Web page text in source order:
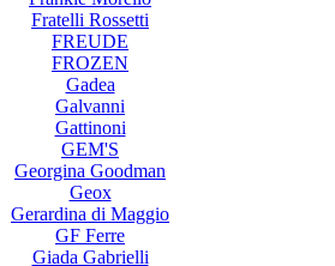
Fratelli Rossetti
FREUDE
FROZEN
Gadea
Galvanni
Gattinoni
GEM'S
Georgina Goodman
Geox
Gerardina di Maggio
GF Ferre
Giada Gabrielli